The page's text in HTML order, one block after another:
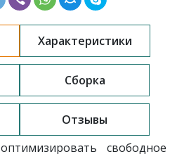
Характеристики
Сборка
Отзывы
свободное